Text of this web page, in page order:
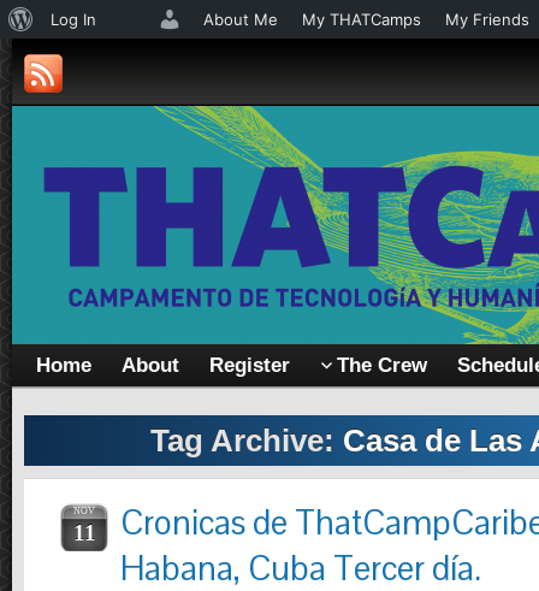
Home About Register The Crew
Tag Archive: Casa de Las
NOV
11
Cronicas de
Habana, Cuba Tercer día.
About
WordPress
Log In About Me My THATCamps My Friends